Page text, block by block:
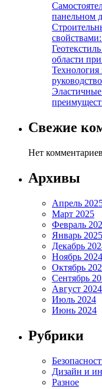
панельном
области
Технология
Свежие
Нет
Архивы
Апрель
Март 2025
Февраль
Январь 2025
Декабрь
Ноябрь 2024
Октябрь
Сентябрь
Август 2024
Июль 2024
Июнь 2024
Рубрики
Дизайн и
Разное